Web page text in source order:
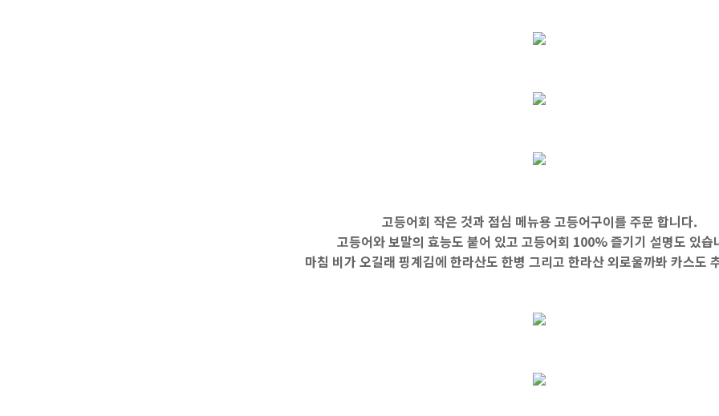
고등어회 작은 것과 점심 메뉴용 고등어구이를 주문 합니다.
고등어와 보말의 효능도 붙어 있고 고등어회 100% 즐기기 설명도 있습
마침 비가 오길래 핑계김에 한라산도 한병 그리고 한라산 외로울까봐 카스도